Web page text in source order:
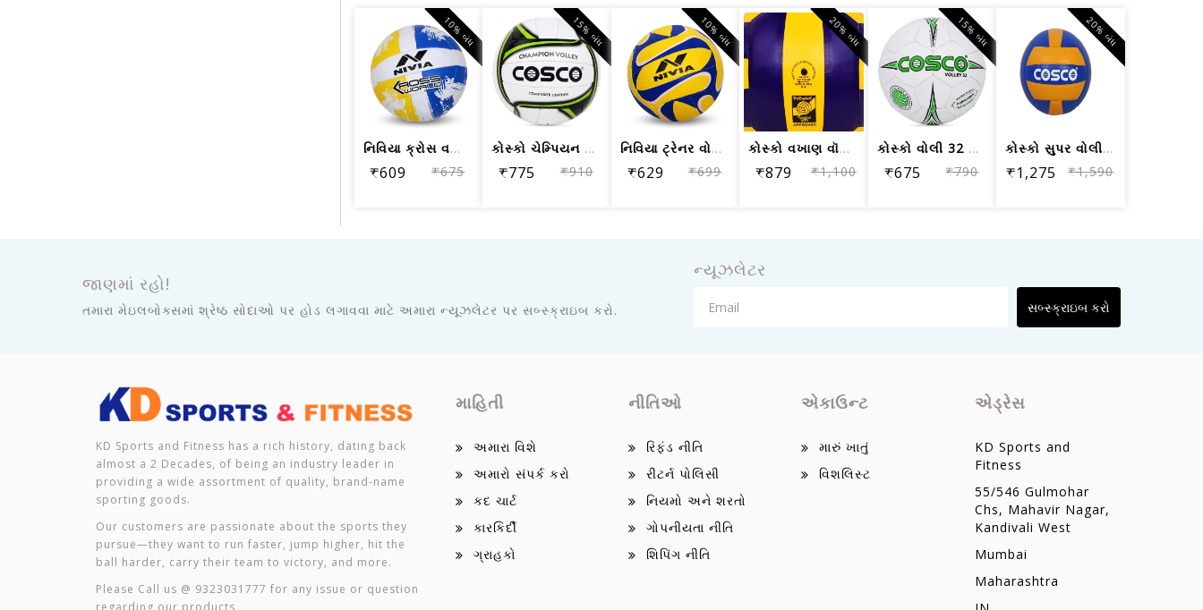
નિવિયા ક્રોસ વર્લ્ડ વોલીબોલ, કદ 4
₹609 ₹675
10% બંધ
કોસ્કો ચેમ્પિયન વોલી બોલ, કદ 4
₹775 ₹910
15% બંધ
નિવિયા ટ્રેનર વોલીબોલ, કદ 4
₹629 ₹699
10% બંધ
કોસ્કો વખાણ વૉલીબોલ, કદ 4
₹879 ₹1,100
20% બંધ
કોસ્કો વોલી 32 વોલી બોલ, કદ 4
₹675 ₹790
15% બંધ
કોસ્કો સુપર વોલી વોલીબોલ, કદ 4 (મલ્ટીકલર)
₹1,275 ₹1,590
20% બંધ
જાણમાં રહો!
તમારા મેઇલબોક્સમાં શ્રેષ્ઠ સોદાઓ પર હોડ લગાવવા માટે અમારા ન્યૂઝલેટર પર સબ્સ્ક્રાઇબ કરો.
ન્યૂઝલેટર
સબ્સ્ક્રાઇબ કરો
KD Sports and Fitness has a rich history, dating back
almost a 2 Decades, of being an industry leader in
providing a wide assortment of quality, brand-name
sporting goods.
Our customers are passionate about the sports they
pursue—they want to run faster, jump higher, hit the
ball harder, carry their team to victory, and more.
Please Call us @ 9323031777 for any issue or question
માહિતી
અમારા વિશે
અમારો સંપર્ક કરો
કદ ચાર્ટ
કારકિર્દી
ગ્રાહકો
નીતિઓ
રિફંડ નીતિ
રીટર્ન પોલિસી
નિયમો અને શરતો
ગોપનીયતા નીતિ
શિપિંગ નીતિ
એકાઉન્ટ
મારું ખાતું
વિશલિસ્ટ
એડ્રેસ
KD Sports and
Fitness
55/546 Gulmohar
Chs, Mahavir Nagar,
Kandivali West
Mumbai
Maharashtra